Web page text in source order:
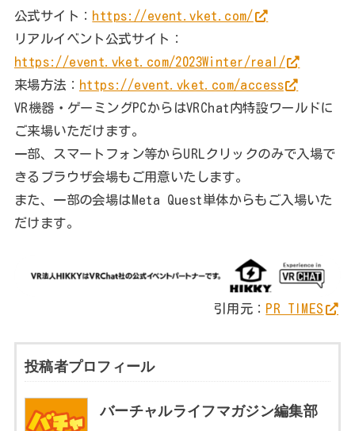
公式サイト： https://event.vket.com/
リアルイベント公式サイト：
https://event.vket.com/2023Winter/real/
来場方法： https://event.vket.com/access
VR機器・ゲーミングPCからはVRChat内特設ワールドに
ご来場いただけます。
一部、スマートフォン等からURLクリックのみで入場で
きるブラウザ会場もご用意いたします。
また、一部の会場はMeta Quest単体からもご入場いた
だけます。
引用元： PR TIMES
投稿者プロフィール
バーチャルライフマガジン編集部